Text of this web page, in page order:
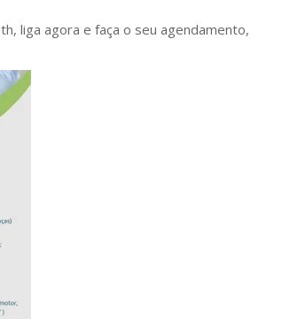
, liga agora e faça o seu agendamento,